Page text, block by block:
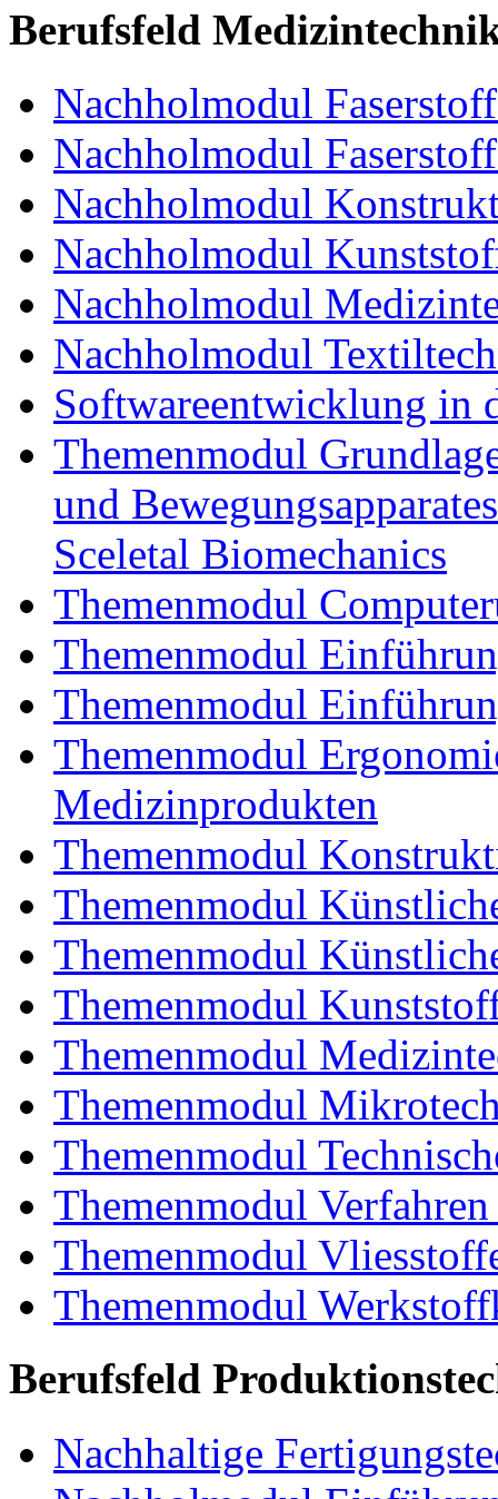
Berufsfeld
Nachholmodul
Nachholmodul
Nachholmodul
Nachholmodul
Nachholmodul
Nachholmodul
Softwareentwicklung in
Themenmodul
und
Sceletal Biomechanics
Themenmodul
Themenmodul
Themenmodul
Themenmodul
Medizinprodukten
Themenmodul
Themenmodul
Themenmodul
Themenmodul
Themenmodul
Themenmodul
Themenmodul
Themenmodul
Themenmodul
Themenmodul
Berufsfeld
Nachhaltige